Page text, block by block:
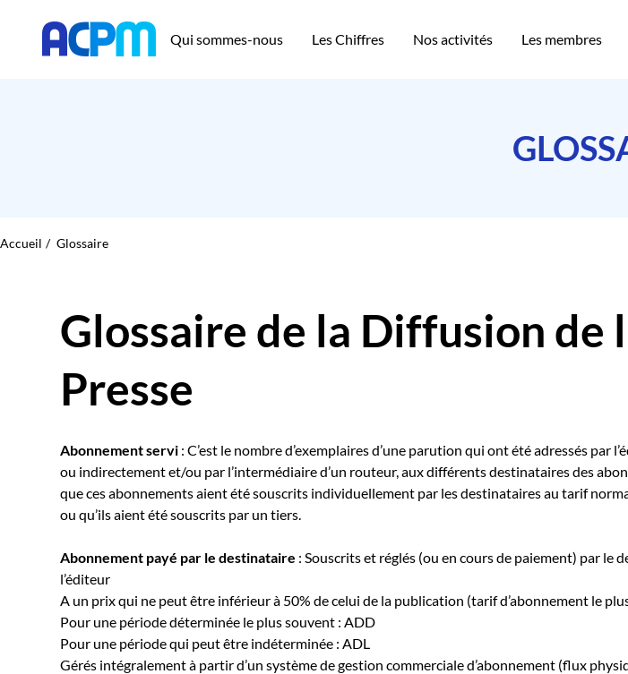
Qui sommes-nous Les Chiffres Nos activités Les membres
Accueil Glossaire
Glossaire de la Diffusion de
Presse
Abonnement servi : C’est le nombre d’exemplaires d’une parution qui ont été adressés par
ou indirectement et/ou par l’intermédiaire d’un routeur, aux différents destinataires des
que ces abonnements aient été souscrits individuellement par les destinataires au tarif
ou qu’ils aient été souscrits par un tiers.
Abonnement payé par le destinataire : Souscrits et réglés (ou en cours de paiement) par le
l’éditeur
A un prix qui ne peut être inférieur à 50% de celui de la publication (tarif d’abonnement le
Pour une période déterminée le plus souvent : ADD
Pour une période qui peut être indéterminée : ADL
Gérés intégralement à partir d’un système de gestion commerciale d’abonnement (flux